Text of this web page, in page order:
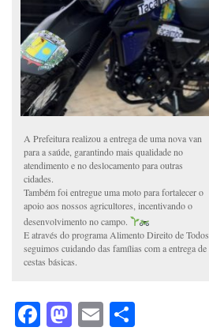
A Prefeitura realizou a entrega de uma nova van
para a saúde, garantindo mais qualidade no
atendimento e no deslocamento para outras
cidades.
Também foi entregue uma moto para fortalecer o
apoio aos nossos agricultores, incentivando o
desenvolvimento no campo.
E através do programa Alimento Direito de Todos,
seguimos cuidando das famílias com a entrega de
cestas básicas.
Facebook
Mastodon
Email